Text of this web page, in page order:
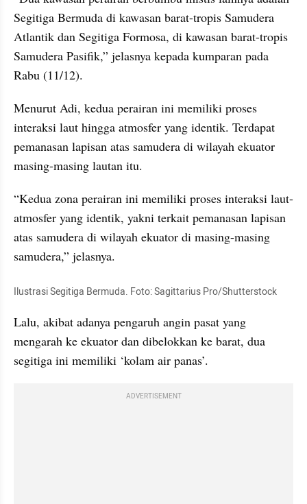
Segitiga Bermuda di kawasan barat-tropis Samudera
Atlantik dan Segitiga Formosa, di kawasan barat-tropis
Samudera Pasifik,” jelasnya kepada kumparan pada
Rabu (11/12).
Menurut Adi, kedua perairan ini memiliki proses
interaksi laut hingga atmosfer yang identik. Terdapat
pemanasan lapisan atas samudera di wilayah ekuator
masing-masing lautan itu.
“Kedua zona perairan ini memiliki proses interaksi laut-
atmosfer yang identik, yakni terkait pemanasan lapisan
atas samudera di wilayah ekuator di masing-masing
samudera,” jelasnya.
Ilustrasi Segitiga Bermuda. Foto: Sagittarius Pro/Shutterstock
Lalu, akibat adanya pengaruh angin pasat yang
mengarah ke ekuator dan dibelokkan ke barat, dua
segitiga ini memiliki ‘kolam air panas’.
ADVERTISEMENT